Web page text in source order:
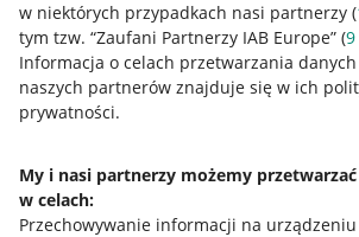
w niektórych przypadkach nasi partnerzy (
tym tzw. “Zaufani Partnerzy IAB Europe” (9
Informacja o celach przetwarzania
naszych partnerów znajduje się w ich
prywatności.
My i nasi partnerzy możemy
w celach:
Przechowywanie informacji na
Mapa miejscowości
Informacje prawne
Regulamin
Polityka plików "cookies"
Ustawienia plików "cookies"